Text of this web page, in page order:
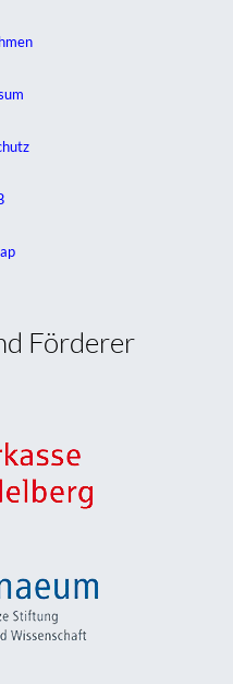
Förderer